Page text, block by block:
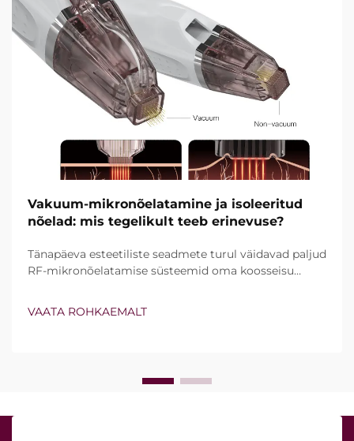
Vakuum-mikronõelatamine ja isoleeritud
nõelad: mis tegelikult teeb erinevuse?
Tänapäeva esteetiliste seadmete turul väidavad paljud
RF-mikronõelatamise süsteemid oma koosseisu
funktsioonid olemas on, vaid kuidas nad kliinilise ravi
VAATA ROHKAEMALT